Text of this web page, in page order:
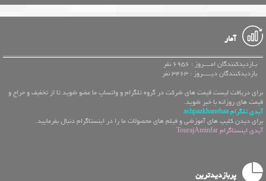
آمار
بـازدیدکنندگان امــــروز : 6956 نفر
بازدیدکنندگان دیـــــروز : 3463 نفر
برای دریافت لیست قیمت های شرکت در گروه تلگرام و واتساپ ما عضو شوید تا از تخفیف و حراج و
قیمت های روزانه با خبر شوید.
آیدی تلگرام ashpazkhanehaa
برای دیدن کلیپ های آموزشی و فیلم های محصولات ما را در اینستاگرام دنبال بفرمایید.
آیدی اینستاگرام TourajAminfar
پربازدیدترین